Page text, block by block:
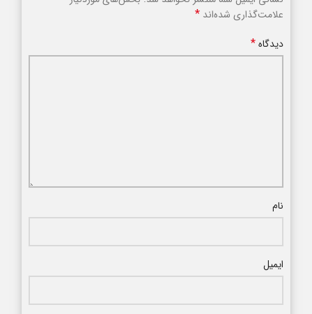
علامت‌گذاری شده‌اند *
دیدگاه*
نام
ایمیل